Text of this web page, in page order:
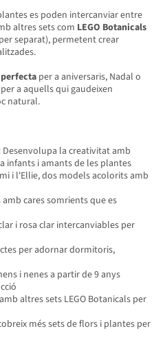
es poden intercanviar entre
altres sets com LEGO Botanicals
separat), permetent crear
per a aniversaris, Nadal o
a aquells qui gaudeixen
natural.
Desenvolupa la creativitat amb
infants i amants de les plantes
i l'Ellie, dos models acolorits amb
amb cares somrients que es
i rosa clar intercanviables per
per adornar dormitoris,
i nenes a partir de 9 anys
altres sets LEGO Botanicals per
més sets de flors i plantes per